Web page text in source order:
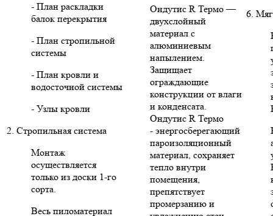
- План раскладки
балок перекрытия
- План стропильной
системы
- План кровли и
водосточной системы
- Узлы кровли
2. Стропильная система
Монтаж
осуществляется
только из доски 1-го
сорта.
Весь пиломатериал
Ондутис R Термо —
двухслойный
материал с
алюминиевым
напылением.
Защищает
ограждающие
конструкции от влаги
и конденсата.
Ондутис R Термо
- энергосберегающий
пароизоляционный
материал, сохраняет
тепло внутри
помещения,
препятствует
промерзанию и
6.